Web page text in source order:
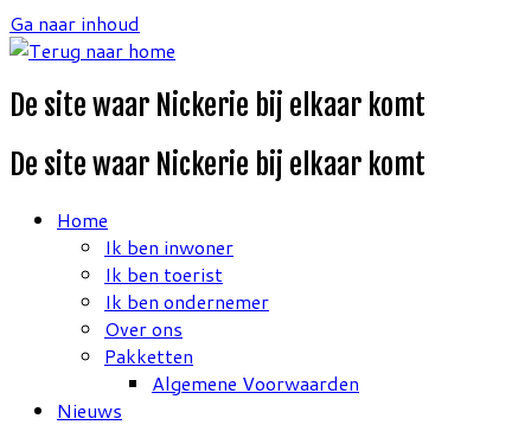
Ga naar inhoud
De site waar Nickerie bij elkaar komt
De site waar Nickerie bij elkaar komt
Home
Ik ben inwoner
Ik ben toerist
Ik ben ondernemer
Over ons
Pakketten
Algemene Voorwaarden
Nieuws